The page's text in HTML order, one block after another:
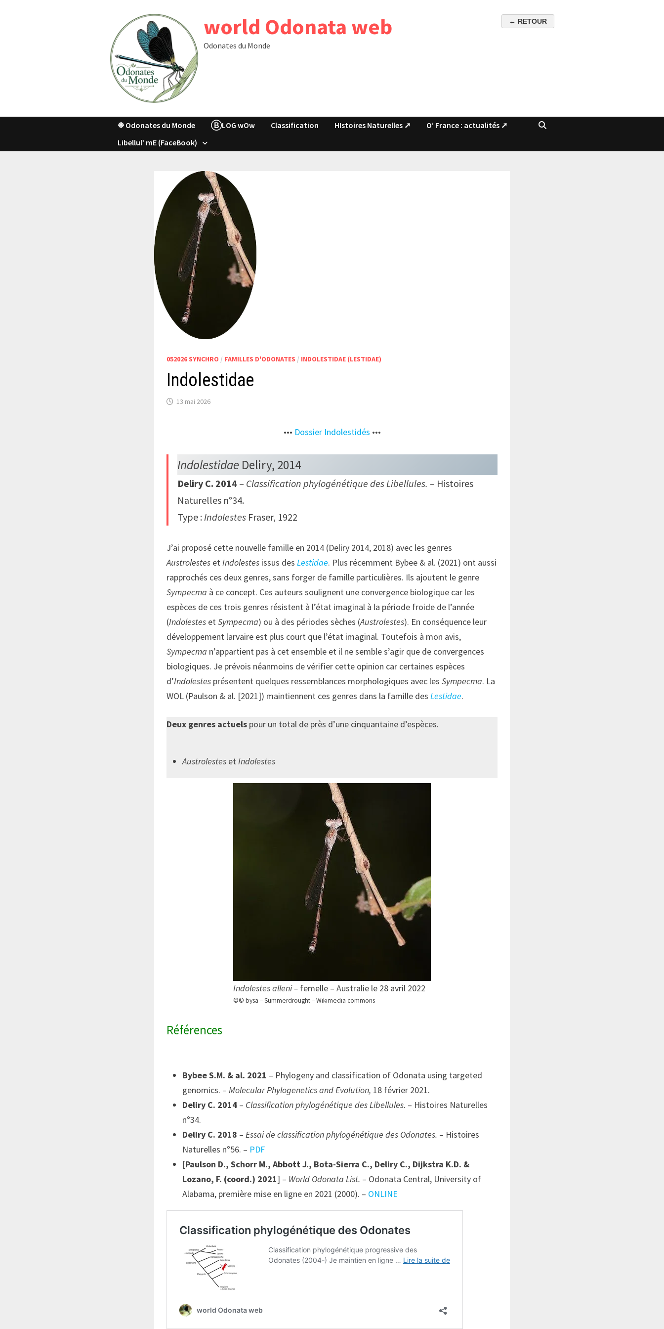
world Odonata web
Odonates du Monde
❉ Odonates du Monde ⒷLOG wOw Classification HIstoires Naturelles ➚
O’ France : actualités ➚
Libellul’ mE (FaceBook)
052026 SYNCHRO / FAMILLES D'ODONATES / INDOLESTIDAE (LESTIDAE)
Indolestidae
13 mai 2026
••• Dossier Indolestidés •••
Indolestidae Deliry, 2014
Deliry C. 2014 – Classification phylogénétique des Libellules. – Histoires
Naturelles n°34.
Type : Indolestes Fraser, 1922
J’ai proposé cette nouvelle famille en 2014 (Deliry 2014, 2018) avec les genres
Austrolestes etIndolestes issus des Lestidae. Plus récemment Bybee & al. (2021) ont aussi
rapprochés ces deux genres, sans forger de famille particulières. Ils ajoutent le genre
Sympecma à ce concept. Ces auteurs soulignent une convergence biologique car les
espèces de ces trois genres résistent à l’état imaginal à la période froide de l’année
(Indolestes etSympecma) ou à des périodes sèches (Austrolestes). En conséquence leur
développement larvaire est plus court que l’état imaginal. Toutefois à mon avis,
Sympecma n’appartient pas à cet ensemble et il ne semble s’agir que de convergences
biologiques. Je prévois néanmoins de vérifier cette opinion car certaines espèces
d’Indolestes présentent quelques ressemblances morphologiques avec les Sympecma. La
WOL (Paulson & al. [2021]) maintiennent ces genres dans la famille des Lestidae.
Deux genres actuels pour un total de près d’une cinquantaine d’espèces.
Austrolestes et Indolestes
Indolestes alleni – femelle – Australie le 28 avril 2022
©© bysa – Summerdrought – Wikimedia commons
Références
Bybee S.M. & al. 2021 – Phylogeny and classification of Odonata using targeted
genomics. – Molecular Phylogenetics and Evolution, 18 février 2021.
Deliry C. 2014 – Classification phylogénétique des Libellules. – Histoires Naturelles
n°34.
Deliry C. 2018 – Essai de classification phylogénétique des Odonates. – Histoires
Naturelles n°56. – PDF
[Paulson D., Schorr M., Abbott J., Bota-Sierra C., Deliry C., Dijkstra K.D. &
Lozano, F. (coord.) 2021] – World Odonata List. – Odonata Central, University of
Alabama, première mise en ligne en 2021 (2000). – ONLINE